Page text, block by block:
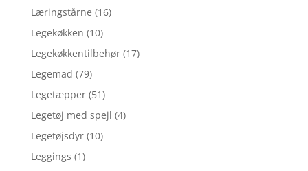
Læringstårne (16)
Legekøkken (10)
Legekøkkentilbehør (17)
Legemad (79)
Legetæpper (51)
Legetøj med spejl (4)
Legetøjsdyr (10)
Leggings (1)